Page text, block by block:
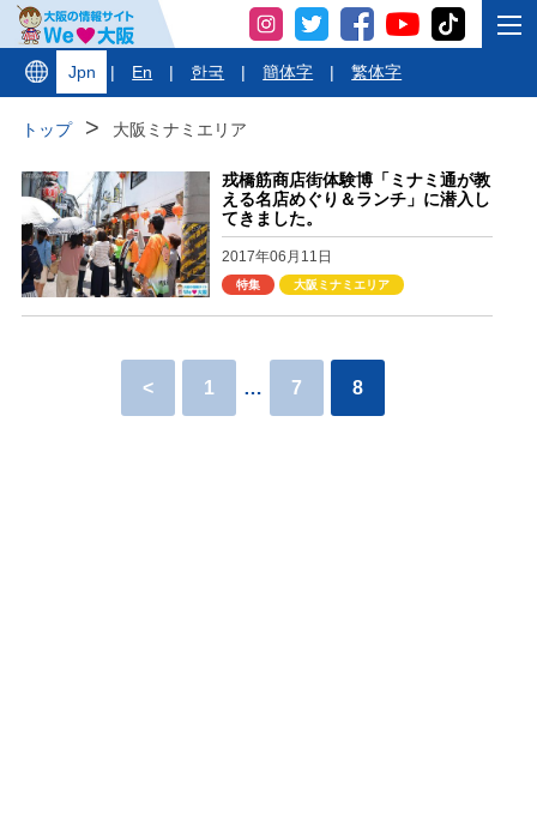
Jpn | En | 한국 | 簡体字 | 繁体字
トップ 大阪ミナミエリア
戎橋筋商店街体験博「ミナミ通が教
える名店めぐり＆ランチ」に潜入し
てきました。
2017年06月11日
特集 大阪ミナミエリア
< 1 … 7 8